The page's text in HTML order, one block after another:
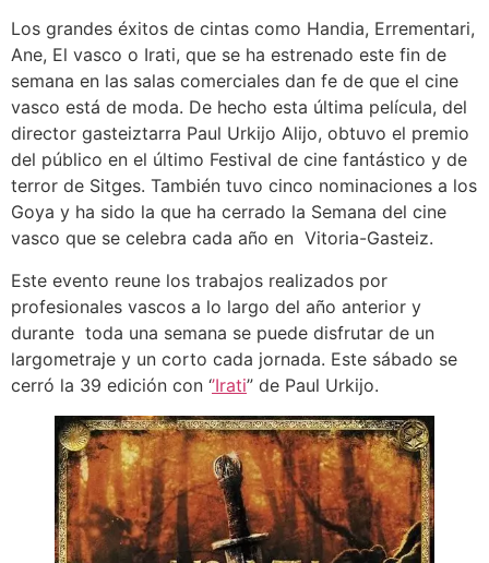
Los grandes éxitos de cintas como Handia, Errementari,
Ane, El vasco o Irati, que se ha estrenado este fin de
semana en las salas comerciales dan fe de que el cine
vasco está de moda. De hecho esta última película, del
director gasteiztarra Paul Urkijo Alijo, obtuvo el premio
del público en el último Festival de cine fantástico y de
terror de Sitges. También tuvo cinco nominaciones a los
Goya y ha sido la que ha cerrado la Semana del cine
vasco que se celebra cada año en Vitoria-Gasteiz.
Este evento reune los trabajos realizados por
profesionales vascos a lo largo del año anterior y
durante toda una semana se puede disfrutar de un
largometraje y un corto cada jornada. Este sábado se
cerró la 39 edición con ‘’Irati” de Paul Urkijo.